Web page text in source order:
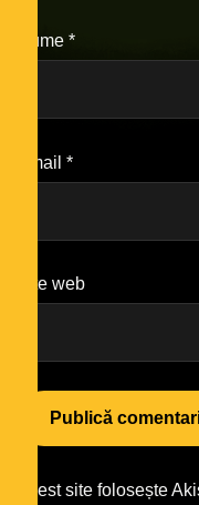
Nume *
Email *
Site web
Acest site folosește